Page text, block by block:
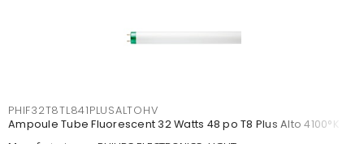
PHIF32T8TL841PLUSALTOHV
Ampoule Tube Fluorescent 32 Watts 48 po T8 Plus Alto 4100°K